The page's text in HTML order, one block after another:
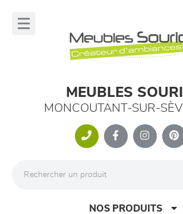
MEUBLES
MONCOUTANT-SUR-
NOS PRODUITS